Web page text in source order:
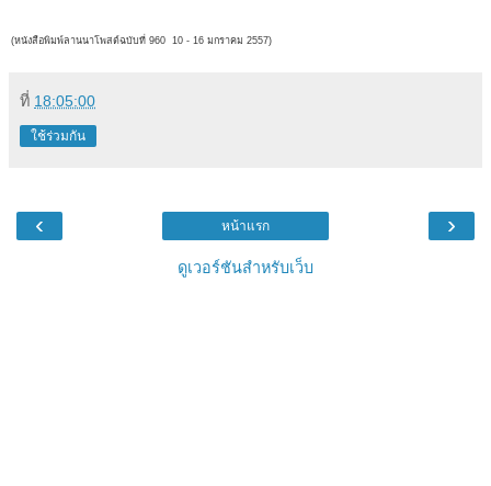
(หนังสือพิมพ์ลานนาโพสต์ฉบับที่ 960 10 - 16 มกราคม 2557)
ที่ 18:05:00
ใช้ร่วมกัน
‹ ›
หน้าแรก
ดูเวอร์ชันสำหรับเว็บ